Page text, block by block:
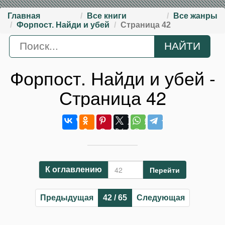
Главная Все книги
Все жанры
Форпост. Найди и убей
Страница 42
Форпост. Найди и убей -
Страница 42
К оглавлению Перейти
Предыдущая 42 / 65 Следующая